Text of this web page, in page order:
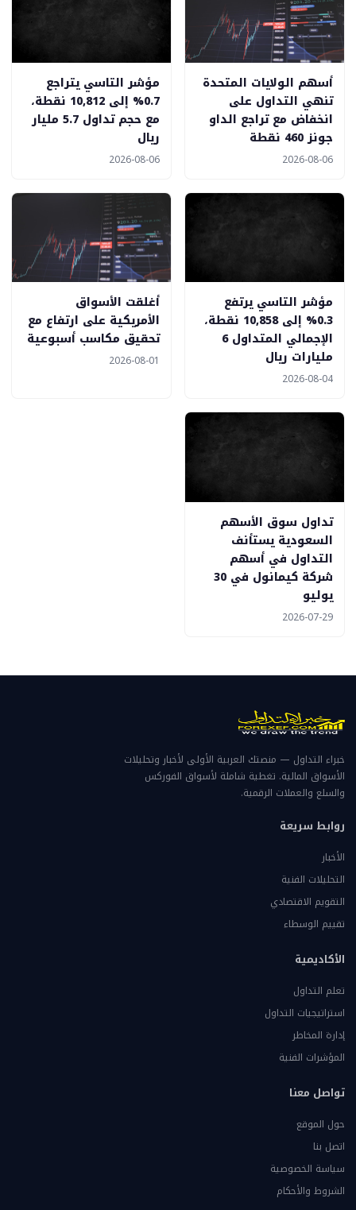
أسهم الولايات المتحدة
تنهي التداول على
انخفاض مع تراجع الداو
جونز 460 نقطة
2026-08-06
مؤشر التاسي يتراجع
0.7% إلى 10,812 نقطة،
مع حجم تداول 5.7 مليار
ريال
2026-08-06
مؤشر التاسي يرتفع
0.3% إلى 10,858 نقطة،
الإجمالي المتداول 6
مليارات ريال
2026-08-04
أغلقت الأسواق
الأمريكية على ارتفاع مع
تحقيق مكاسب أسبوعية
2026-08-01
تداول سوق الأسهم
السعودية يستأنف
التداول في أسهم
شركة كيمانول في 30
يوليو
2026-07-29
خبراء التداول — منصتك العربية الأولى لأخبار وتحليلات
الأسواق المالية. تغطية شاملة لأسواق الفوركس
والسلع والعملات الرقمية.
روابط سريعة
الأخبار
التحليلات الفنية
التقويم الاقتصادي
تقييم الوسطاء
الأكاديمية
تعلم التداول
استراتيجيات التداول
إدارة المخاطر
المؤشرات الفنية
تواصل معنا
حول الموقع
اتصل بنا
سياسة الخصوصية
الشروط والأحكام